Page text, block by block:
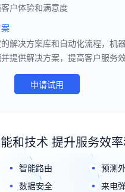
户体验和满意度
解决方案库和自动化流程，机
提供解决方案，提高客户服务
申请试用
和技术 提升服务效
智能路由
预测
数据安全
来电